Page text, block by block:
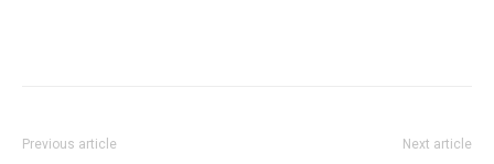
Previous article Next article